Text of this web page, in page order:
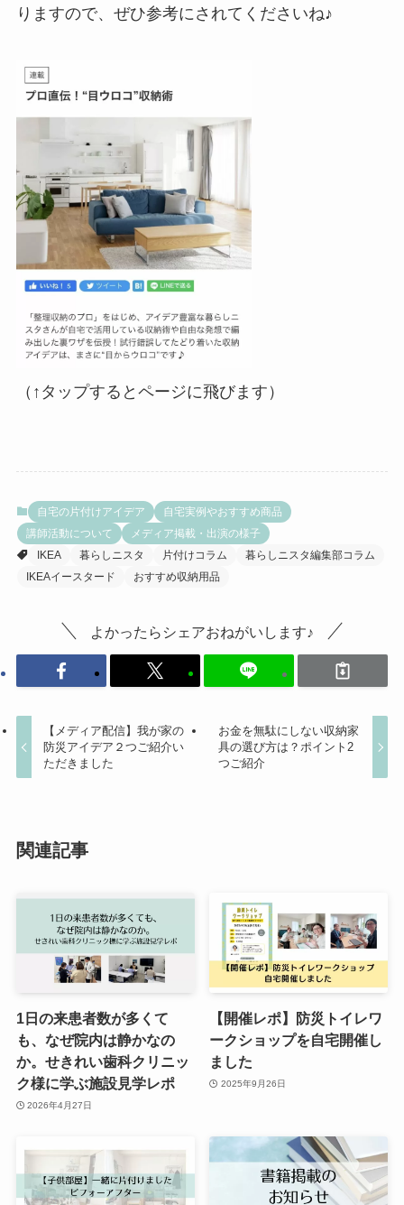
りますので、ぜひ参考にされてくださいね♪
（↑タップするとページに飛びます）
自宅の片付けアイデア
自宅実例やおすすめ商品
講師活動について
メディア掲載・出演の様子
IKEA
暮らしニスタ 片付けコラム
暮らしニスタ編集部コラム
IKEAイースタード
おすすめ収納用品
よかったらシェアおねがいします♪
【メディア配信】我が家の
防災アイデア２つご紹介い
ただきました
お金を無駄にしない収納家
具の選び方は？ポイント2
つご紹介
関連記事
1日の来患者数が多くて
も、なぜ院内は静かなの
か。せきれい歯科クリニッ
ク様に学ぶ施設見学レポ
2026年4月27日
【開催レポ】防災トイレワ
ークショップを自宅開催し
ました
2025年9月26日